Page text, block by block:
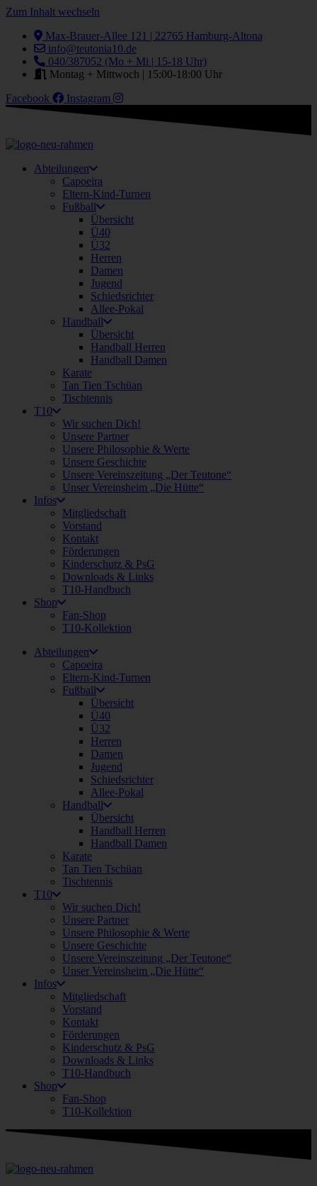
Zum Inhalt wechseln
Max-Brauer-Allee 121 | 22765 Hamburg-Altona
info@teutonia10.de
040/387052 (Mo + Mi | 15-18 Uhr)
Montag + Mittwoch | 15:00-18:00 Uhr
Facebook
Instagram
Abteilungen
Capoeira
Eltern-Kind-Turnen
Fußball
Übersicht
Ü40
Ü32
Herren
Damen
Jugend
Schiedsrichter
Allee-Pokal
Handball
Übersicht
Handball Herren
Handball Damen
Karate
Tan Tien Tschüan
Tischtennis
T10
Wir suchen Dich!
Unsere Partner
Unsere Philosophie & Werte
Unsere Geschichte
Unsere Vereinszeitung „Der Teutone“
Unser Vereinsheim „Die Hütte“
Infos
Mitgliedschaft
Vorstand
Kontakt
Förderungen
Kinderschutz & PsG
Downloads & Links
T10-Handbuch
Shop
Fan-Shop
T10-Kollektion
Abteilungen
Capoeira
Eltern-Kind-Turnen
Fußball
Übersicht
Ü40
Ü32
Herren
Damen
Jugend
Schiedsrichter
Allee-Pokal
Handball
Übersicht
Handball Herren
Handball Damen
Karate
Tan Tien Tschüan
Tischtennis
T10
Wir suchen Dich!
Unsere Partner
Unsere Philosophie & Werte
Unsere Geschichte
Unsere Vereinszeitung „Der Teutone“
Unser Vereinsheim „Die Hütte“
Infos
Mitgliedschaft
Vorstand
Kontakt
Förderungen
Kinderschutz & PsG
Downloads & Links
T10-Handbuch
Shop
Fan-Shop
T10-Kollektion